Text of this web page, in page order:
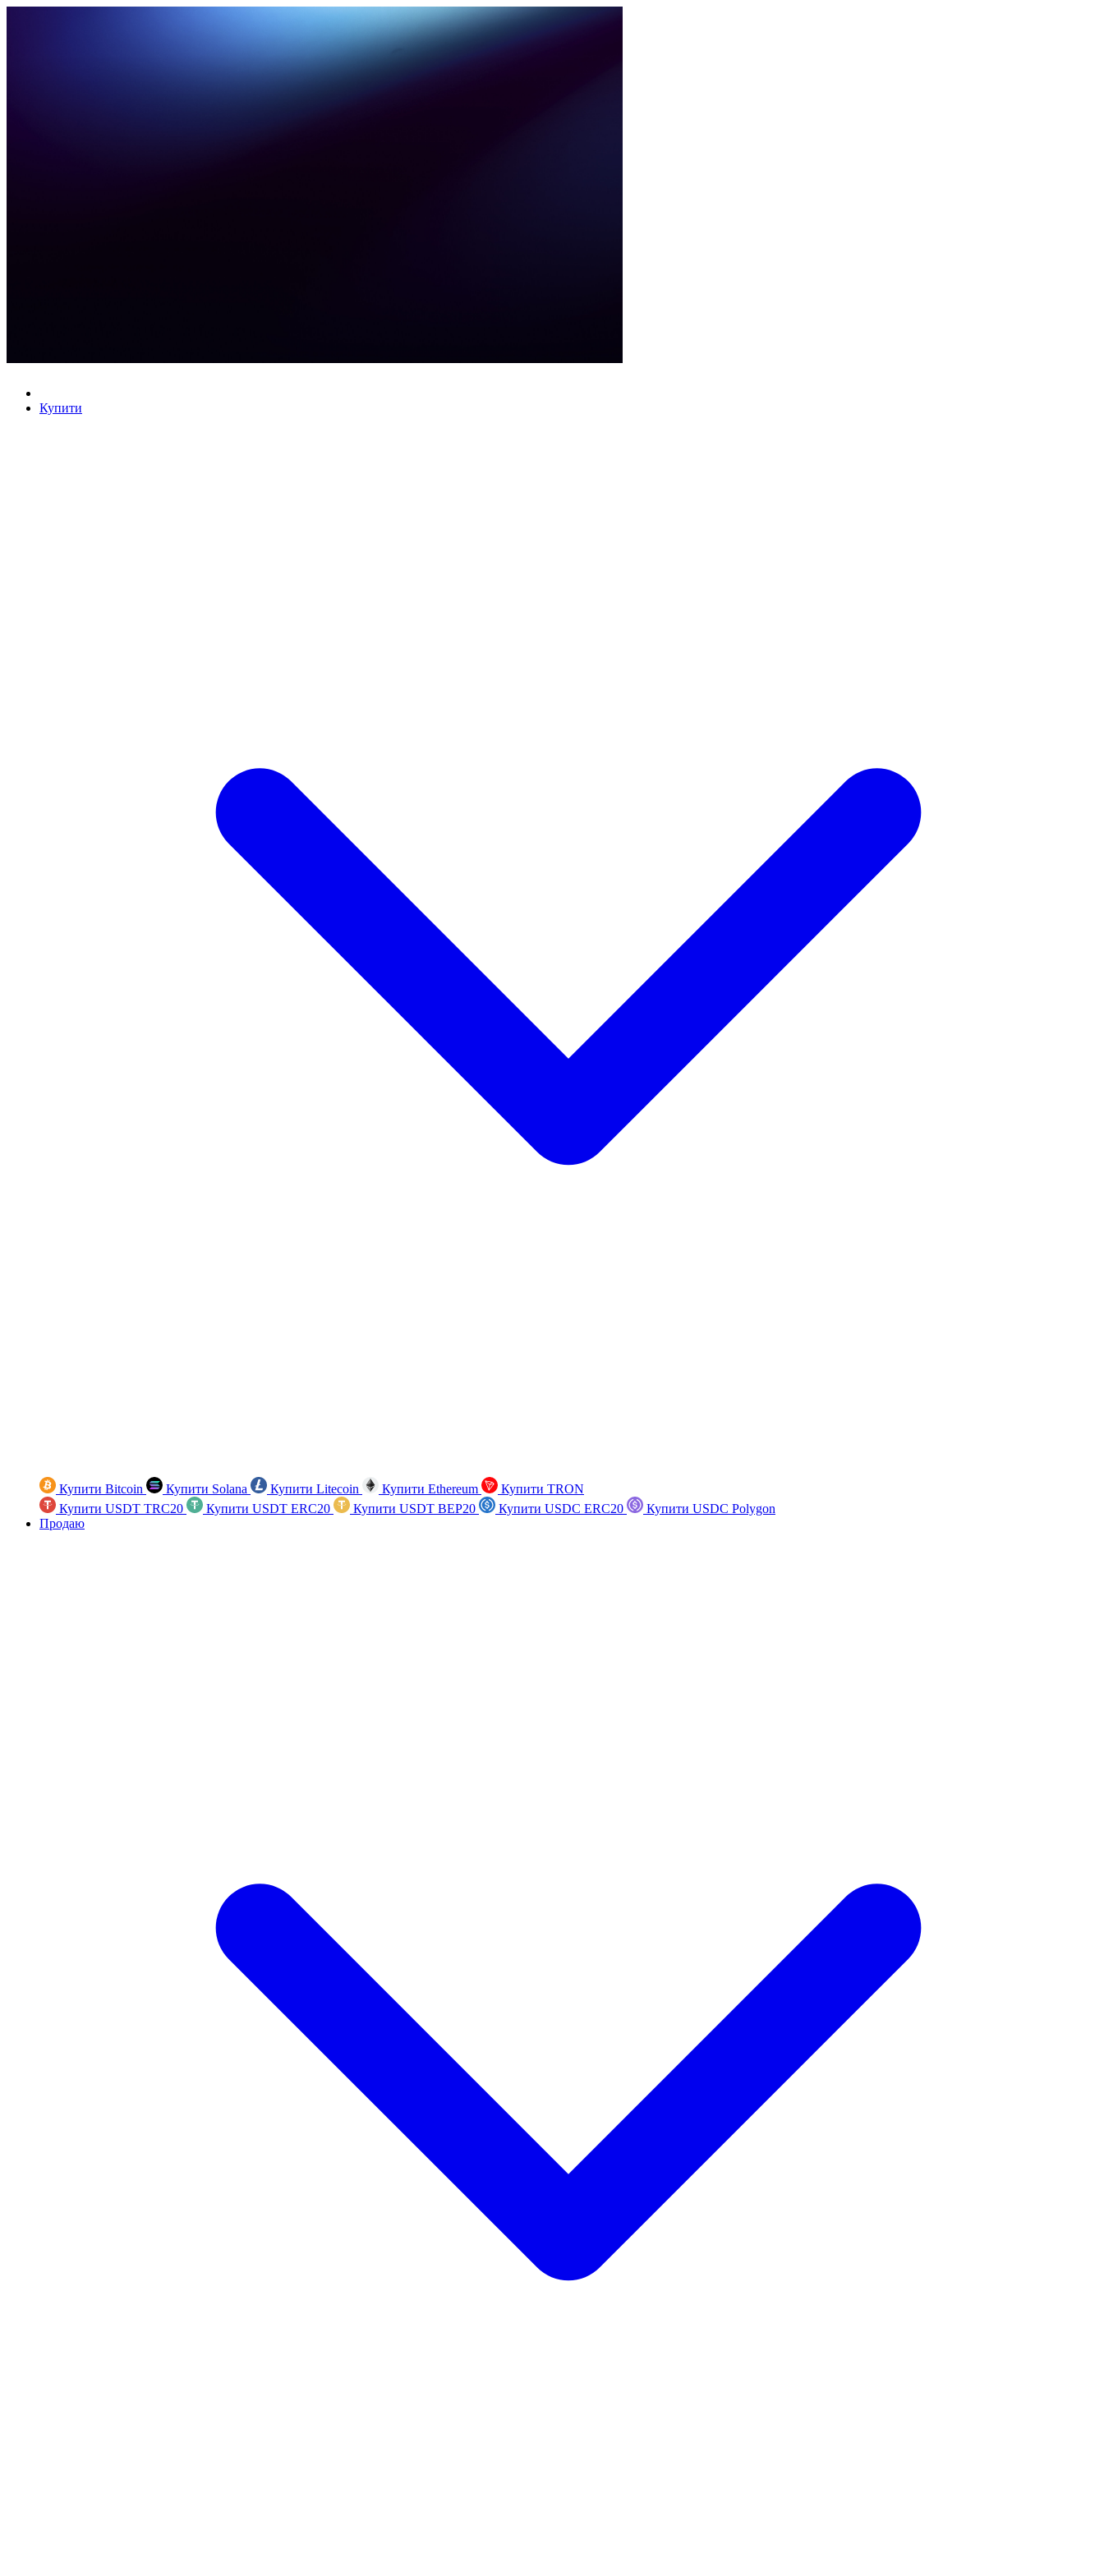
Купити
Купити Bitcoin Купити Solana Купити Litecoin Купити Ethereum
Купити TRON
Купити USDT TRC20
Купити USDT ERC20 Купити USDT BEP20 Купити USDC ERC20
Купити USDC Polygon
Продаю